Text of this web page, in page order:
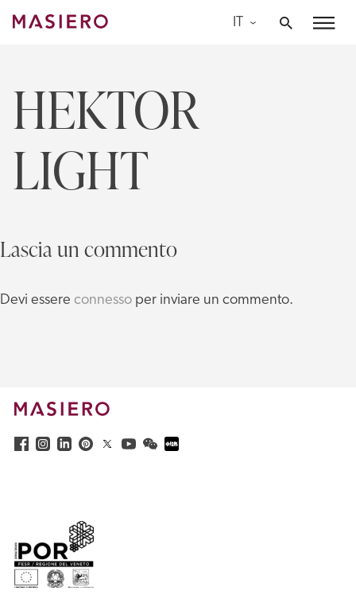
Skip
IT
HEKTOR
LIGHT
Lascia un commento
Devi essere connesso per inviare un commento.